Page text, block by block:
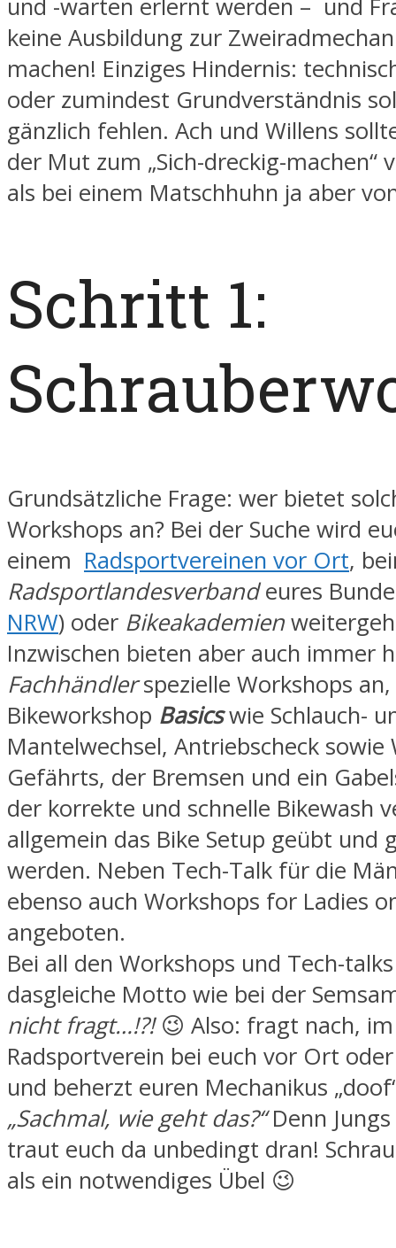
und -warten erlernt werden – und
keine Ausbildung zur
machen! Einziges Hindernis:
oder zumindest Grundverständnis
gänzlich fehlen. Ach und Willens
der Mut zum „Sich-dreckig-machen“
als bei einem Matschhuhn ja aber
Schritt 1:
Grundsätzliche Frage: wer bietet
Workshops an? Bei der Suche wird
einem Radsportvereinen vor Ort,
Radsportlandesverbandeures
NRW) oder Bikeakademien
Inzwischen bieten aber auch immer
Fachhändlerspezielle Workshops
Bikeworkshop Basicswie Schlauch-
Mantelwechsel, Antriebscheck sowie
Gefährts, der Bremsen und ein
der korrekte und schnelle Bikewash
allgemein das Bike Setup geübt und
werden. Neben Tech-Talk für die
ebenso auch Workshops for Ladies
angeboten.
Bei all den Workshops und Tech-
dasgleiche Motto wie bei der
nicht fragt…!?!😉 Also: fragt nach, im
Radsportverein bei euch vor Ort
und beherzt euren Mechanikus
„Sachmal, wie geht das?“Denn
traut euch da unbedingt dran!
als ein notwendiges Übel 😉